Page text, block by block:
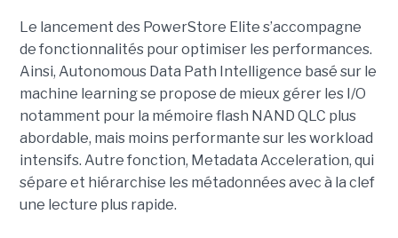
Le lancement des PowerStore Elite s’accompagne
de fonctionnalités pour optimiser les performances.
Ainsi, Autonomous Data Path Intelligence basé sur le
machine learning se propose de mieux gérer les I/O
notamment pour la mémoire flash NAND QLC plus
abordable, mais moins performante sur les workload
intensifs. Autre fonction, Metadata Acceleration, qui
sépare et hiérarchise les métadonnées avec à la clef
une lecture plus rapide.